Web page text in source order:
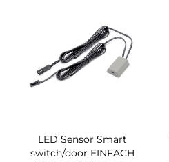
LED Sensor Smart
switch/door EINFACH